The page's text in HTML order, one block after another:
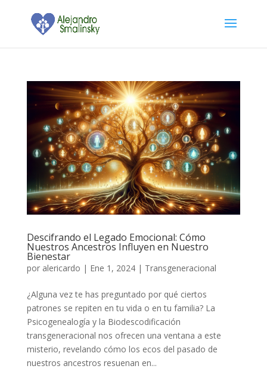
Descifrando el Legado Emocional: Cómo
Nuestros Ancestros Influyen en Nuestro
Bienestar
por alericardo | Ene 1, 2024| Transgeneracional
¿Alguna vez te has preguntado por qué ciertos
patrones se repiten en tu vida o en tu familia? La
Psicogenealogía y la Biodescodificación
transgeneracional nos ofrecen una ventana a este
misterio, revelando cómo los ecos del pasado de
nuestros ancestros resuenan en...